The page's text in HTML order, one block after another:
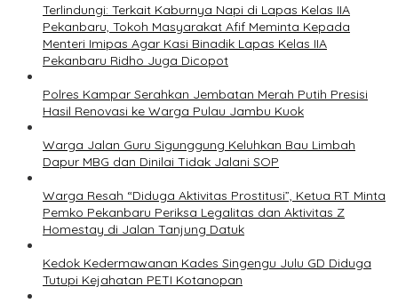
Terlindungi: Terkait Kaburnya Napi di Lapas Kelas IIA
Pekanbaru, Tokoh Masyarakat Afif Meminta Kepada
Menteri Imipas Agar Kasi Binadik Lapas Kelas IIA
Pekanbaru Ridho Juga Dicopot
Polres Kampar Serahkan Jembatan Merah Putih Presisi
Hasil Renovasi ke Warga Pulau Jambu Kuok
Warga Jalan Guru Sigunggung Keluhkan Bau Limbah
Dapur MBG dan Dinilai Tidak Jalani SOP
Warga Resah “Diduga Aktivitas Prostitusi”, Ketua RT Minta
Pemko Pekanbaru Periksa Legalitas dan Aktivitas Z
Homestay di Jalan Tanjung Datuk
Kedok Kedermawanan Kades Singengu Julu GD Diduga
Tutupi Kejahatan PETI Kotanopan